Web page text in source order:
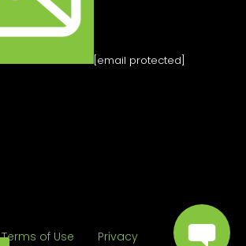
[email protected]
Terms of Use
Privacy